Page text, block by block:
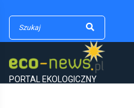
PORTAL EKOLOGICZNY